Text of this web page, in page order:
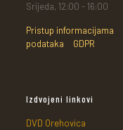
Srijeda, 12:00 - 16:00
Pristup informacijama
podataka
GDPR
Izdvojeni linkovi
DVD Orehovica